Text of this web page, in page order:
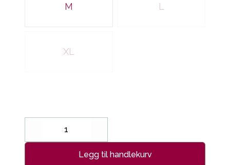
M L
XL
Decrease
Legg til handlekurv